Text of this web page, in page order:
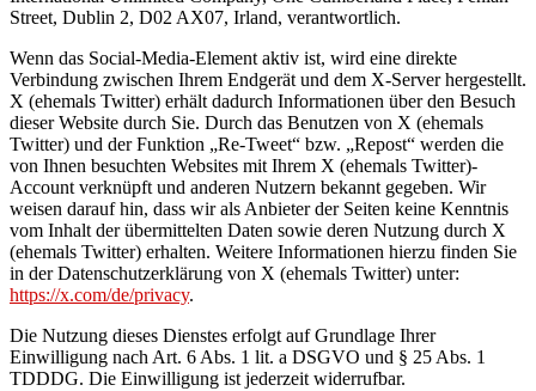
Street, Dublin 2, D02 AX07, Irland, verantwortlich.
Wenn das Social-Media-Element aktiv ist, wird eine direkte
Verbindung zwischen Ihrem Endgerät und dem X-Server hergestellt.
X (ehemals Twitter) erhält dadurch Informationen über den Besuch
dieser Website durch Sie. Durch das Benutzen von X (ehemals
Twitter) und der Funktion „Re-Tweet“ bzw. „Repost“ werden die
von Ihnen besuchten Websites mit Ihrem X (ehemals Twitter)-
Account verknüpft und anderen Nutzern bekannt gegeben. Wir
weisen darauf hin, dass wir als Anbieter der Seiten keine Kenntnis
vom Inhalt der übermittelten Daten sowie deren Nutzung durch X
(ehemals Twitter) erhalten. Weitere Informationen hierzu finden Sie
in der Datenschutzerklärung von X (ehemals Twitter) unter:
https://x.com/de/privacy.
Die Nutzung dieses Dienstes erfolgt auf Grundlage Ihrer
Einwilligung nach Art. 6 Abs. 1 lit. a DSGVO und § 25 Abs. 1
TDDDG. Die Einwilligung ist jederzeit widerrufbar.